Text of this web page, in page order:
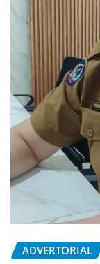
ADVERTORIAL